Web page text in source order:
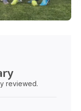
reviewed.